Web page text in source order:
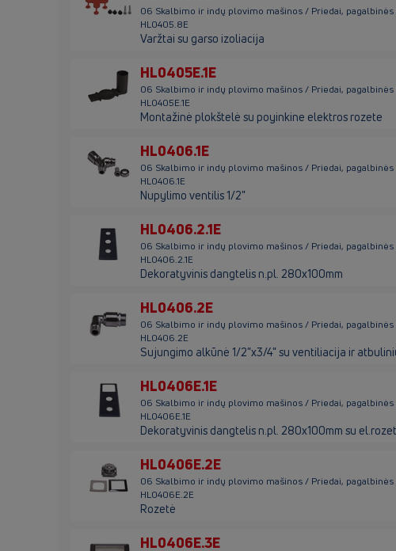
06 Skalbimo ir indų plovimo mašinos / Priedai,
HL0405.8E
Varžtai su garso izoliacija
HL0405E.1E
06 Skalbimo ir indų plovimo mašinos / Priedai,
HL0405E.1E
Montažinė plokštelė su poyinkine elektros rozete
HL0406.1E
06 Skalbimo ir indų plovimo mašinos / Priedai,
HL0406.1E
Nupylimo ventilis 1/2"
HL0406.2.1E
06 Skalbimo ir indų plovimo mašinos / Priedai,
HL0406.2.1E
Dekoratyvinis dangtelis n.pl. 280x100mm
HL0406.2E
06 Skalbimo ir indų plovimo mašinos / Priedai,
HL0406.2E
Sujungimo alkūnė 1/2"х3/4" su ventiliacija ir
HL0406E.1E
06 Skalbimo ir indų plovimo mašinos / Priedai,
HL0406E.1E
Dekoratyvinis dangtelis n.pl. 280x100mm su
HL0406E.2E
06 Skalbimo ir indų plovimo mašinos / Priedai,
HL0406E.2E
Rozetė
HL0406E.3E